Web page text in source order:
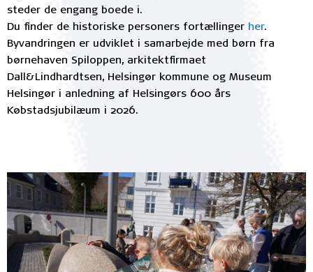
steder de engang boede i.
Du finder de historiske personers fortællinger her.
Byvandringen er udviklet i samarbejde med børn fra
børnehaven Spiloppen, arkitektfirmaet
Dall&Lindhardtsen, Helsingør kommune og Museum
Helsingør i anledning af Helsingørs 600 års
Købstadsjubilæum i 2026.